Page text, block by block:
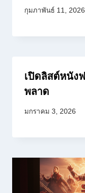
กุมภาพันธ์ 11, 2026
เปิดลิสต์หนัง
พลาด
มกราคม 3, 2026